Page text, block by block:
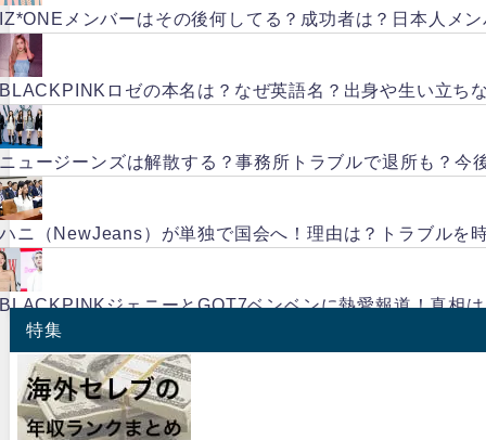
メンバーはその後何してる？成功者は？日本人メ
ロゼの本名は？なぜ英語名？出身や生い立ち
ュージーンズは解散する？事務所トラブルで退所も？今
ニ（NewJeans）が単独で国会へ！理由は？トラブルを
ジェニーとGOT7ベンベンに熱愛報道！真相
特集